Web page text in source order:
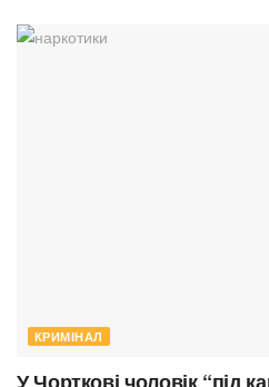
КРИМІНАЛ
У Чорткові чоловік “під